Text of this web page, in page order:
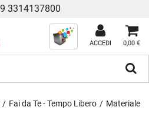
3314137800
ACCEDI 0,00 €
Fai da Te - Tempo Libero Materiale